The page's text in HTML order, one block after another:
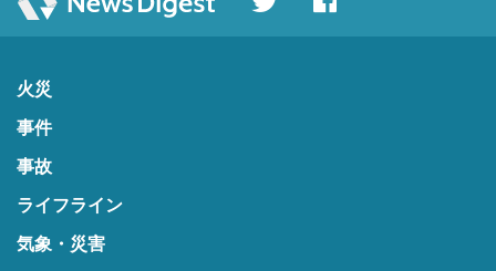
火災
事件
事故
ライフライン
気象・災害